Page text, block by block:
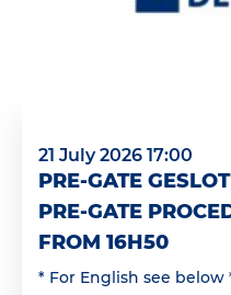
21 July 2026 17:00
PRE-GATE
PRE-GATE
FROM 16H50
* For English see